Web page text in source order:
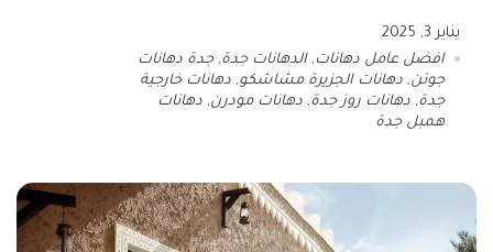
يناير 3, 2025
افضل عامل دهانات ,الدهانات جدة,جدة دهانات
جوتن, دهانات الجزيرة مشاشكو, دهانات خارجية
جدة, دهانات روز جدة, دهانات مودرن, دهانات
همبل جدة